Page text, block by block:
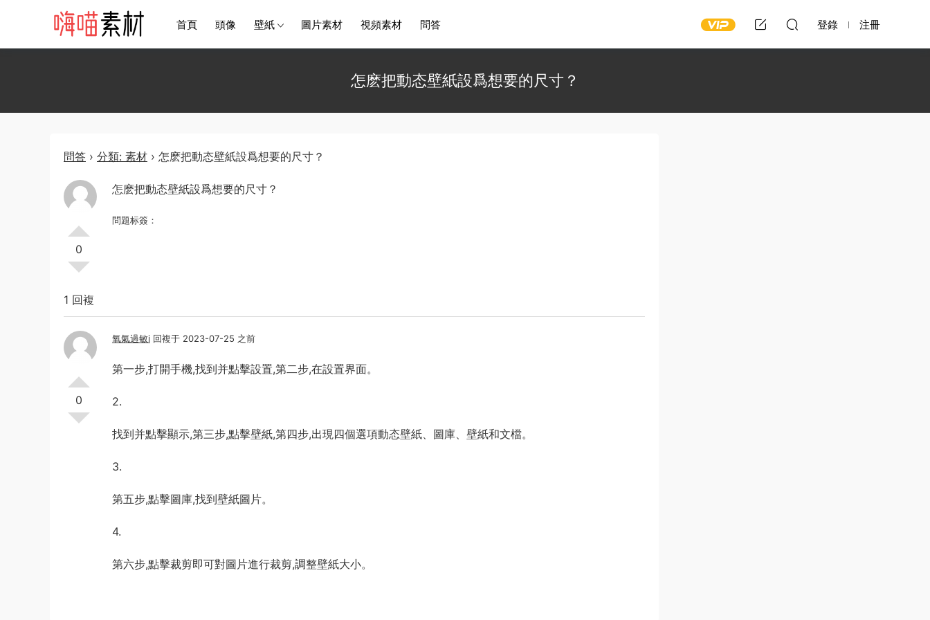
首頁 頭像 壁紙 圖片素材 視頻素材 問答 登錄 注冊
怎麽把動态壁紙設爲想要的尺寸？
問答 › 分類: 素材 › 怎麽把動态壁紙設爲想要的尺寸？
0
怎麽把動态壁紙設爲想要的尺寸？
問題标簽：
1 回複
0
氧氣過敏i 回複于 2023-07-25 之前
第一步,打開手機,找到并點擊設置,第二步,在設置界面。
2.
找到并點擊顯示,第三步,點擊壁紙,第四步,出現四個選項動态壁紙、圖庫、壁紙和文檔。
3.
第五步,點擊圖庫,找到壁紙圖片。
4.
第六步,點擊裁剪即可對圖片進行裁剪,調整壁紙大小。